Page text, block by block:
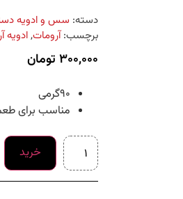
دسته: سس و ادویه
برچسب:آرومات,ادویه
300,000 تومان
90گرمی
مناسب برای
خرید